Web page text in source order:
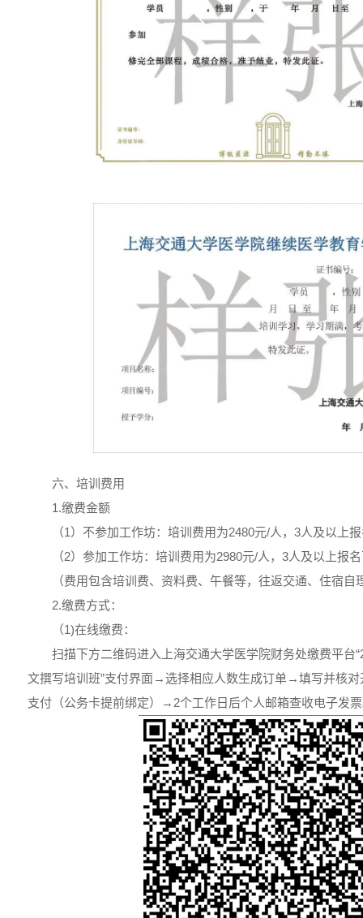
六、培训费用
1.缴费金额
（1）不参加工作坊：培训费用为2480元/人，3人及以上
（2）参加工作坊：培训费用为2980元/人，3人及以上报
（费用包含培训费、资料费、午餐等，往返交通、住宿自
2.缴费方式：
（1)在线缴费：
扫描下方二维码进入上海交通大学医学院财务处缴费平台
文撰写培训班”支付界面→选择相应人数生成订单→填写并核对
支付（公务卡提前绑定）→2个工作日后个人邮箱查收电子发